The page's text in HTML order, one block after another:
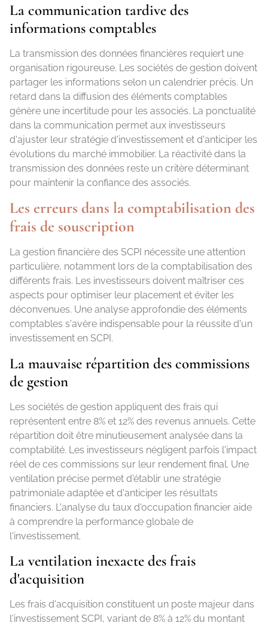
La communication tardive des
informations comptables
La transmission des données financières requiert une
organisation rigoureuse. Les sociétés de gestion doivent
partager les informations selon un calendrier précis. Un
retard dans la diffusion des éléments comptables
génère une incertitude pour les associés. La ponctualité
dans la communication permet aux investisseurs
d'ajuster leur stratégie d'investissement et d'anticiper les
évolutions du marché immobilier. La réactivité dans la
transmission des données reste un critère déterminant
pour maintenir la confiance des associés.
Les erreurs dans la comptabilisation des
frais de souscription
La gestion financière des SCPI nécessite une attention
particulière, notamment lors de la comptabilisation des
différents frais. Les investisseurs doivent maîtriser ces
aspects pour optimiser leur placement et éviter les
déconvenues. Une analyse approfondie des éléments
comptables s'avère indispensable pour la réussite d'un
investissement en SCPI.
La mauvaise répartition des commissions
de gestion
Les sociétés de gestion appliquent des frais qui
représentent entre 8% et 12% des revenus annuels. Cette
répartition doit être minutieusement analysée dans la
comptabilité. Les investisseurs négligent parfois l'impact
réel de ces commissions sur leur rendement final. Une
ventilation précise permet d'établir une stratégie
patrimoniale adaptée et d'anticiper les résultats
financiers. L'analyse du taux d'occupation financier aide
à comprendre la performance globale de
l'investissement.
La ventilation inexacte des frais
d'acquisition
Les frais d'acquisition constituent un poste majeur dans
l'investissement SCPI, variant de 8% à 12% du montant